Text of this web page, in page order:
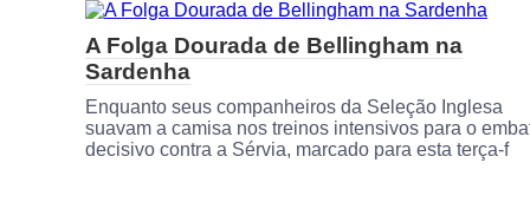
A Folga Dourada de Bellingham na
Sardenha
Enquanto seus companheiros da Seleção Inglesa
suavam a camisa nos treinos intensivos para o
decisivo contra a Sérvia, marcado para esta terça-f